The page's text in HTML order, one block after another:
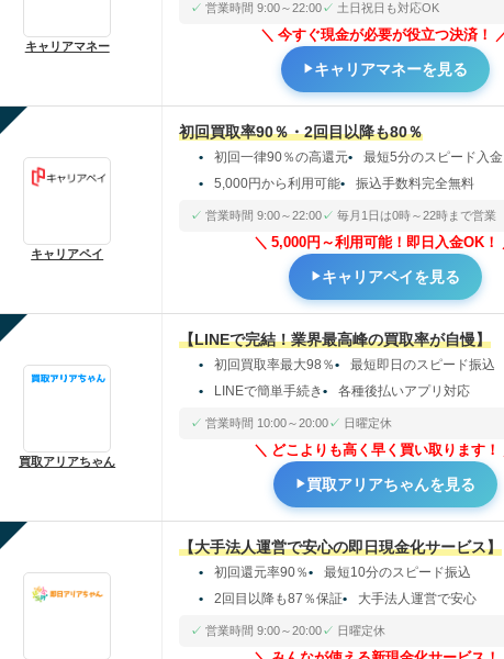
キャリアマネー
営業時間 9:00～22:00 土日祝日も対応OK
今すぐ現金が必要が役立つ決済！
キャリアマネーを見る
キャリアペイ
初回買取率90％・2回目以降も80％
初回一律90％の高還元
最短5分のスピード入金
5,000円から利用可能
振込手数料完全無料
営業時間 9:00～22:00 毎月1日は0時～22時まで営業
5,000円～利用可能！即日入金OK！
キャリアペイを見る
買取アリアちゃん
【LINEで完結！業界最高峰の買取率が自慢】
初回買取率最大98％
最短即日のスピード振込
LINEで簡単手続き
各種後払いアプリ対応
営業時間 10:00～20:00 日曜定休
どこよりも高く早く買い取ります！
買取アリアちゃんを見る
【大手法人運営で安心の即日現金化サービス】
初回還元率90％
最短10分のスピード振込
2回目以降も87％保証
大手法人運営で安心
営業時間 9:00～20:00 日曜定休